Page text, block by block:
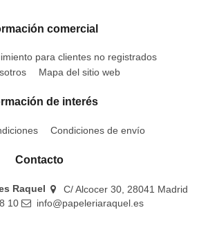
comercial
para clientes no registrados
Mapa del sitio web
de interés
Condiciones de envío
Contacto
Raquel
C/ Alcocer 30, 28041 Madrid
10
info@papeleriaraquel.es